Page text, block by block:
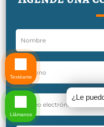
¿Le
Textéame
Llámanos